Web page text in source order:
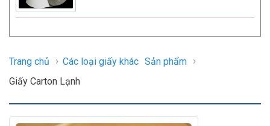
Trang chủ › Các loại giấy khác Sản phẩm ›
Giấy Carton Lạnh